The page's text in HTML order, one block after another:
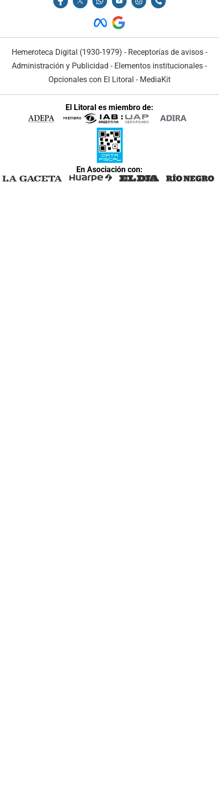
Hemeroteca Digital (1930-1979) - Receptorías de avisos -
Administración y Publicidad - Elementos institucionales -
Opcionales con El Litoral - MediaKit
El Litoral es miembro de:
En Asociación con: